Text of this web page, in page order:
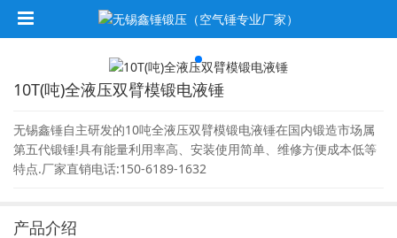
10T(吨)全液压双臂模锻电液锤
无锡鑫锤自主研发的10吨全液压双臂模锻电液锤在国内锻造市场属
第五代锻锤!具有能量利用率高、安装使用简单、维修方便成本低等
特点.厂家直销电话:150-6189-1632
产品介绍